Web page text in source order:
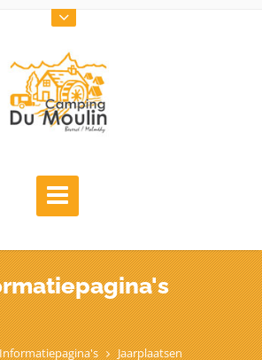
Informatiepagina's Jaarplaatsen